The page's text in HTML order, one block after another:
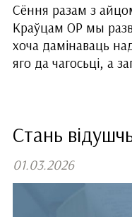
Сёння разам з
Краўцам ОР мы
хоча дамінаваць
яго да чагосьці, а
Стань
01.03.2026